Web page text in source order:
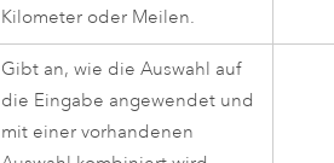
Kilometer oder Meilen.
Gibt an, wie die Auswahl auf
die Eingabe angewendet und
mit einer vorhandenen